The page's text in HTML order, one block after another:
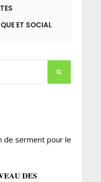
ET SOCIAL
de serment pour le
𝐃𝐄𝐒